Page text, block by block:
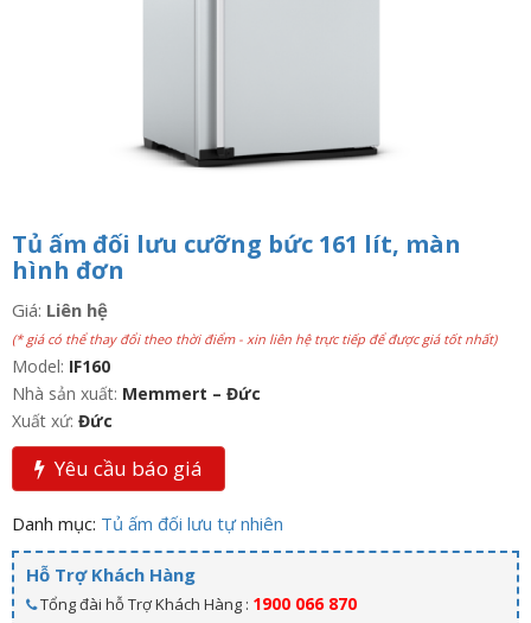
Tủ ấm đối lưu cưỡng bức 161 lít, màn
hình đơn
Giá: Liên hệ
(* giá có thể thay đổi theo thời điểm - xin liên hệ trực tiếp để được giá tốt nhất)
Model: IF160
Nhà sản xuất: Memmert – Đức
Xuất xứ: Đức
Yêu cầu báo giá
Danh mục: Tủ ấm đối lưu tự nhiên
Hỗ Trợ Khách Hàng
Tổng đài hỗ Trợ Khách Hàng : 1900 066 870